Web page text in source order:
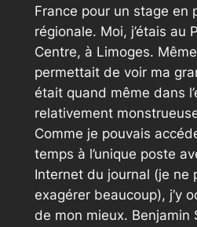
France pour un stage en
régionale. Moi, j’étais au
Centre, à Limoges.
permettait de voir ma
était quand même dans
relativement
Comme je pouvais
temps à l’unique poste
Internet du journal (je ne
exagérer beaucoup), j’y
de mon mieux. Benjamin